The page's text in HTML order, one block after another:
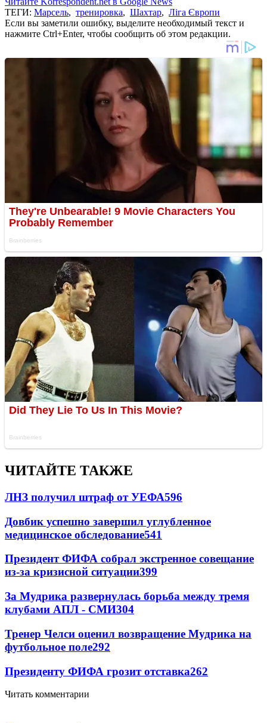
ТЕГИ: Марсель, тренировка, Шахтар, Ліга Європи
Если вы заметили ошибку, выделите необходимый текст и
нажмите Ctrl+Enter, чтобы сообщить об этом редакции.
ЧИТАЙТЕ ТАКЖЕ
ЛНЗ получил штраф от УЕФА596
Довбик успешно завершил углубленное
медицинское обследование541
Президент ФИФА собрал экстренное совещание
из-за кризисной ситуации399
За Мудрика развернулась борьба между тремя
клубами АПЛ - СМИ304
Тренер Челси оценил возвращение Мудрика на
футбольное поле292
Президенту ФИФА грозит отставка262
Читать комментарии